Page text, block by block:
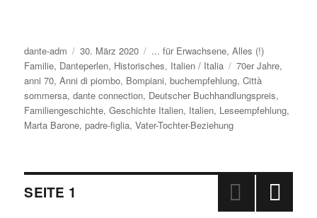
Autor
dante-adm
Veröffentlicht
am
30. März 2020 Kategorien
... für Erwachsene,Alles (!)
Familie, Danteperlen, Historisches, Italien / Italia Schlagwörter
70er Jahre,
anni 70,Anni di piombo, Bompiani,buchempfehlung,Città
sommersa,dante connection, Deutscher Buchhandlungspreis,
Familiengeschichte,Geschichte Italien, Italien, Leseempfehlung,
Marta Barone,padre-figlia,Vater-Tochter-Beziehung
Beitragsnavigation
SEITE 1